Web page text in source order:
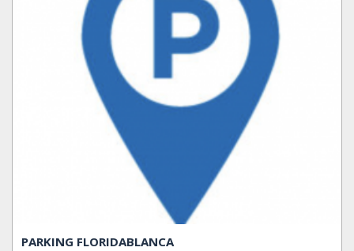
PARKING FLORIDABLANCA